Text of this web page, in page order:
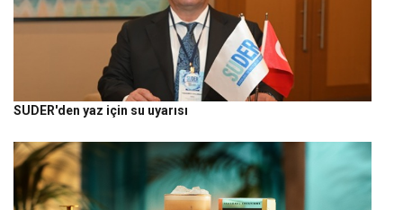
SUDER'den yaz için su uyarısı